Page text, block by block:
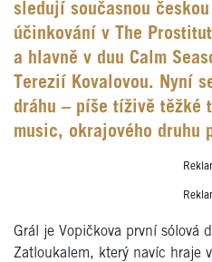
sledují současnou
účinkování v The
a hlavně v duu Calm
Terezií Kovalovou. Nyní
dráhu – píše tíživě těžké
music, okrajového druhu
Grál je Vopičkova první sólová
Zatloukalem, který navíc hraje